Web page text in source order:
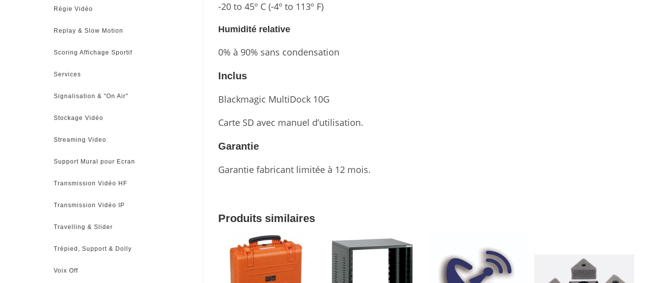
-20 to 45º C (-4º to 113º F)
Humidité relative
0% à 90% sans condensation
Inclus
Blackmagic MultiDock 10G
Carte SD avec manuel d’utilisation.
Garantie
Garantie fabricant limitée à 12 mois.
Produits similaires
Régie Vidéo
Replay & Slow Motion
Scoring Affichage Sportif
Services
Signalisation & "On Air"
Stockage Vidéo
Streaming Video
Support Mural pour Ecran
Transmission Vidéo HF
Transmission Vidéo IP
Travelling & Slider
Trépied, Support & Dolly
Voix Off